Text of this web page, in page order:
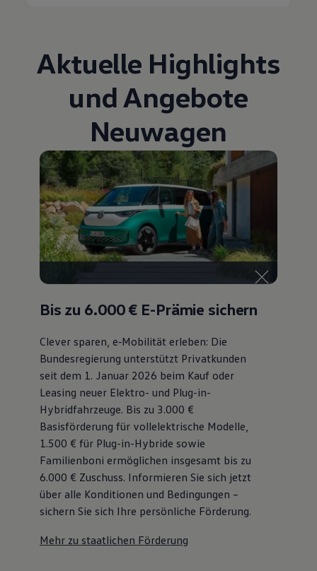
Aktuelle Highlights
und Angebote
Neuwagen
Bis zu 6.000 € E-Prämie sichern
Clever sparen, e‑Mobilität erleben: Die
Bundesregierung unterstützt Privatkunden
seit dem 1. Januar 2026 beim Kauf oder
Leasing neuer Elektro- und Plug-in-
Hybridfahrzeuge. Bis zu 3.000 €
Basisförderung für vollelektrische Modelle,
1.500 € für Plug-in-Hybride sowie
Familienboni ermöglichen insgesamt bis zu
6.000 € Zuschuss⁠. Informieren Sie sich jetzt
über alle Konditionen und Bedingungen –
sichern Sie sich Ihre persönliche Förderung.
Mehr zu staatlichen Förderung